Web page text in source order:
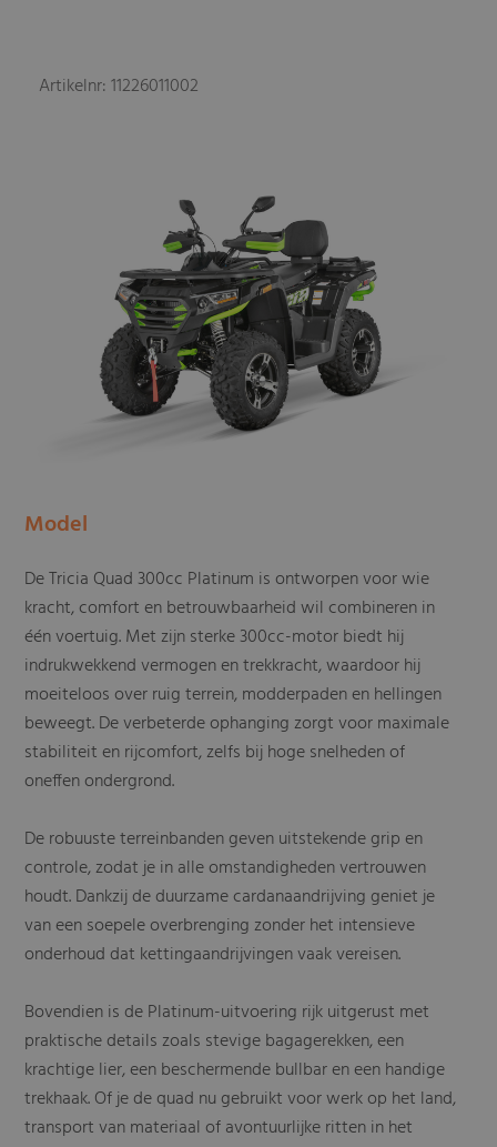
Artikelnr: 11226011002
Model
De Tricia Quad 300cc Platinum is ontworpen voor wie
kracht, comfort en betrouwbaarheid wil combineren in
één voertuig. Met zijn sterke 300cc-motor biedt hij
indrukwekkend vermogen en trekkracht, waardoor hij
moeiteloos over ruig terrein, modderpaden en hellingen
beweegt. De verbeterde ophanging zorgt voor maximale
stabiliteit en rijcomfort, zelfs bij hoge snelheden of
oneffen ondergrond.
De robuuste terreinbanden geven uitstekende grip en
controle, zodat je in alle omstandigheden vertrouwen
houdt. Dankzij de duurzame cardanaandrijving geniet je
van een soepele overbrenging zonder het intensieve
onderhoud dat kettingaandrijvingen vaak vereisen.
Bovendien is de Platinum-uitvoering rijk uitgerust met
praktische details zoals stevige bagagerekken, een
krachtige lier, een beschermende bullbar en een handige
trekhaak. Of je de quad nu gebruikt voor werk op het land,
transport van materiaal of avontuurlijke ritten in het